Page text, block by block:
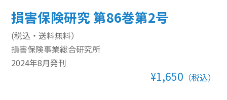
通信添削講座
損保講座通年コース
ベーシック講座
損害保険研究 第86巻第2号
(税込・送料無料）
損害保険事業総合研究所
2024年8月発刊
¥1,650 （税込）